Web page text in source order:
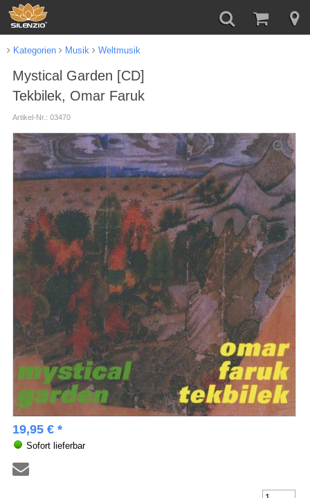
Kategorien Musik Weltmusik
Mystical Garden [CD]
Tekbilek, Omar Faruk
Artikel-Nr.: 03470
19,95 € *
Sofort lieferbar